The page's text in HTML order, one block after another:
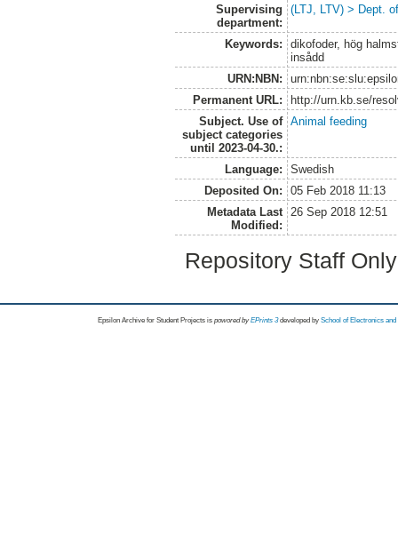
Supervising
department:
(LTJ, LTV) > Dept.
Keywords:
dikofoder, hög
insådd
URN:NBN:
Permanent URL:
http://urn.kb.se/
Subject. Use of
subject categories
until 2023-04-30.:
Animal feeding
Language:
Swedish
Deposited On:
05 Feb 2018 11:13
Metadata Last
Modified:
26 Sep 2018 12:51
Repository Staff
Epsilon Archive for Student Projects is powored byEPrints 3 developed by School of Electronics